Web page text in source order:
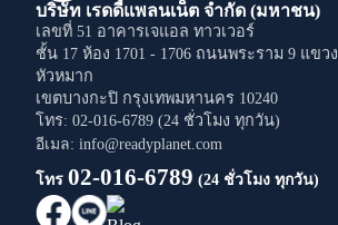
บริษัท เรดดี้แพลนเน็ต จำกัด (มหาชน)
เลขที่ 51 อาคารเจแอล ทาวเวอร์
ชั้น 17 ห้อง 1701 - 1706 ถนนพระราม 9 แขวง
หัวหมาก
เขตบางกะปิ กรุงเทพมหานคร 10240
โทร: 02-016-6789 (24 ชั่วโมง ทุกวัน)
อีเมล: info@readyplanet.com
โทร 02-016-6789 (24 ชั่วโมง ทุกวัน)